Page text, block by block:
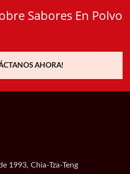
Sabores En Polvo
AHORA!
1993, Chia-Tza-Teng